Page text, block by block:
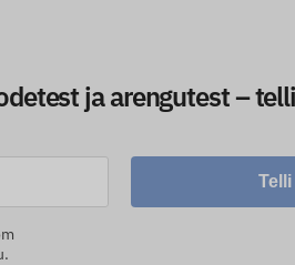
ja arengutest –
Telli